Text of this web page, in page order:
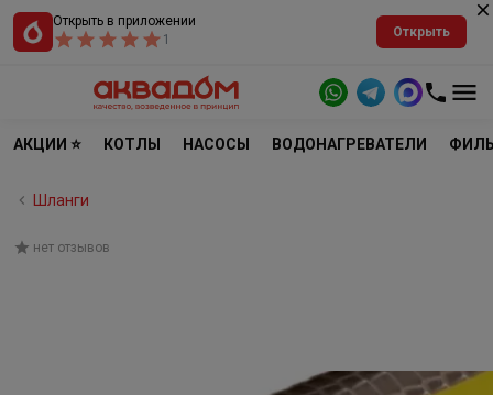
Открыть в приложении
1
Открыть
АКЦИИ ⭐ КОТЛЫ НАСОСЫ ВОДОНАГРЕВАТЕЛИ
Шланги
нет отзывов